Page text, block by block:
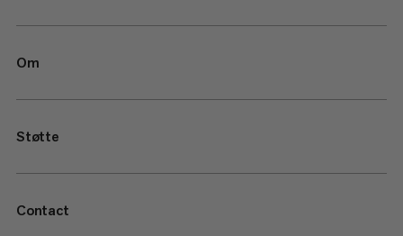
Om
Støtte
Contact